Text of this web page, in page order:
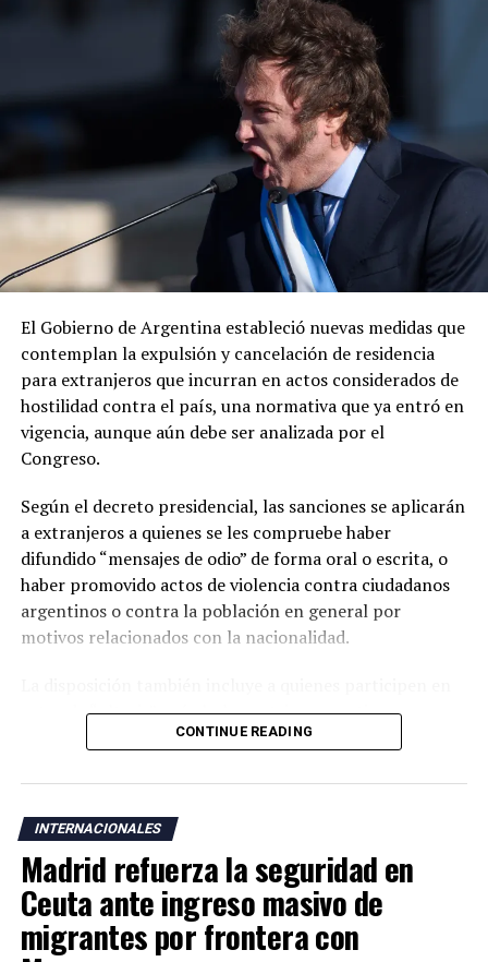
Johnson, felicitó al Ejército y al gabinete de seguridad
mexicano por la captura del presunto líder criminal.
ADVERTISEMENT
«Envía otro mensaje claro: los delincuentes no tienen
dónde esconderse», expresó el diplomático, quien
desmantelar los cárteles y llevar ante la justicia a los
responsables de delitos violentos continúa dando
resultados.
El Gobierno de Argentina estableció nuevas medidas que
contemplan la expulsión y cancelación de residencia
para extranjeros que incurran en actos considerados de
hostilidad contra el país, una normativa que ya entró en
vigencia, aunque aún debe ser analizada por el
Congreso.
Según el decreto presidencial, las sanciones se aplicarán
a extranjeros a quienes se les compruebe haber
difundido “mensajes de odio” de forma oral o escrita, o
haber promovido actos de violencia contra ciudadanos
argentinos o contra la población en general por
motivos relacionados con la nacionalidad.
actos de “ultraje” a símbolos patrios argentinos o
incentiven la realización de acciones contempladas
Argentina mantiene una larga tradición migratoria y su
Constitución garantiza a los residentes derechos civiles,
además del acceso a servicios como salud, educación y
vivienda bajo determinadas condiciones legales.
La medida fue anunciada después de que el presidente
CONTINUE READING
INTERNACIONALES
Madrid refuerza la seguridad en
Ceuta ante ingreso masivo de
migrantes por frontera con